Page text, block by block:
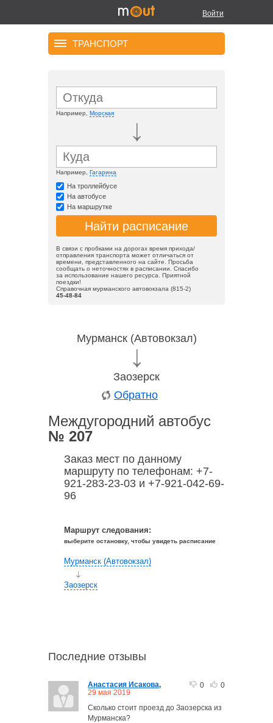
Войти
ТРАНСПОРТ
Например, Морская
Например, Гагарина
На троллейбусе
На автобусе
На маршрутке
В связи с пробками на дорогах время прихода/
отправления транспорта может отличаться от
времени, представленного на сайте. Просьба
сообщать о неточностях в расписании. Спасибо
за использование нашего ресурса. Приятной
поездки!
Справочная мурманского автовокзала (815-2)
45-48-84
Мурманск (Автовокзал)
Заозерск
Обратно
Междугородний автобус
№ 207
Заказ мест по данному
маршруту по телефонам: +7-
921-283-23-03 и +7-921-042-69-
96
Маршрут следования:
выберите остановку, чтобы увидеть расписание
Мурманск (Автовокзал)
Заозерск
Последние отзывы
0 0
Анастасия Исакова,
29 мая 2019
Сколько стоит проезд до Заозерска из
Мурманска?